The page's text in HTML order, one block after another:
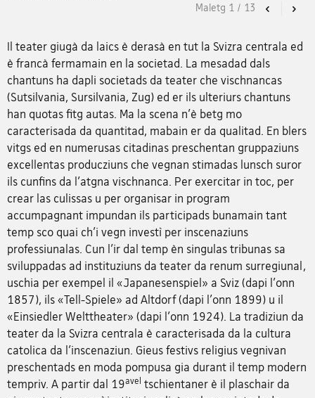
Previous
Maletg 1 / 13
Il teater giugà da laics è derasà en tut la Svizra centrala ed
è francà fermamain en la societad. La mesadad dals
chantuns ha dapli societads da teater che vischnancas
(Sutsilvania, Sursilvania, Zug) ed er ils ulteriurs chantuns
han quotas fitg autas. Ma la scena n'è betg mo
caracterisada da quantitad, mabain er da qualitad. En blers
vitgs ed en numerusas citadinas preschentan gruppaziuns
excellentas producziuns che vegnan stimadas lunsch suror
ils cunfins da l'atgna vischnanca. Per exercitar in toc, per
crear las culissas u per organisar in program
accumpagnant impundan ils participads bunamain tant
temp sco quai ch'i vegn investì per inscenaziuns
professiunalas. Cun l’ir dal temp èn singulas tribunas sa
sviluppadas ad instituziuns da teater da renum surregiunal,
uschia per exempel il «Japanesenspiel» a Sviz (dapi l'onn
1857), ils «Tell-Spiele» ad Altdorf (dapi l'onn 1899) u il
«Einsiedler Welttheater» (dapi l'onn 1924). La tradiziun da
teater da la Svizra centrala è caracterisada da la cultura
catolica da l'inscenaziun. Gieus festivs religius vegnivan
preschentads en moda pompusa gia durant il temp modern
tempriv. A partir dal 19avel tschientaner è il plaschair da